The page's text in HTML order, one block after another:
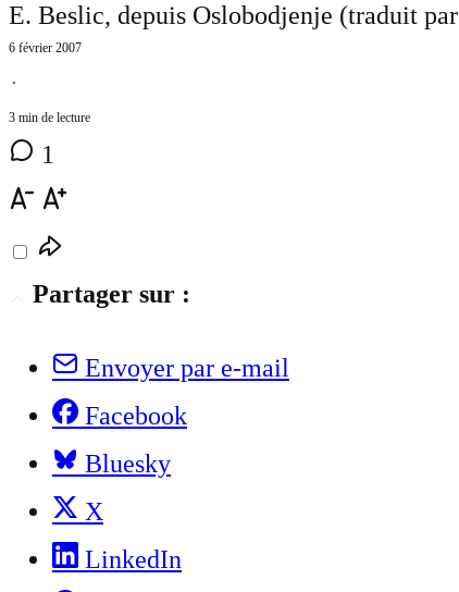
E. Beslic, depuis Oslobodjenje (traduit par
6 février 2007
⋅
3 min de lecture
1
Partager sur :
Envoyer par e-mail
Facebook
Bluesky
X
LinkedIn